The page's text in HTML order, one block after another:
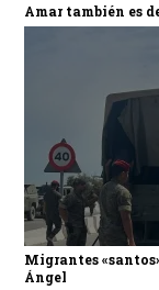
Amar también es
Migrantes
Ángel